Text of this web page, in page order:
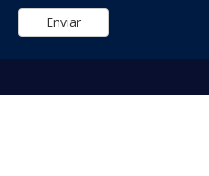
Enviar